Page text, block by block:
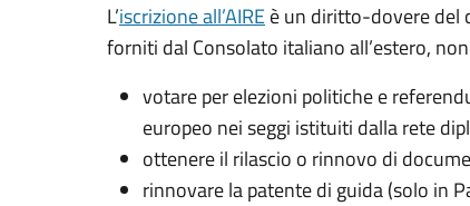
L’iscrizione all’AIREè un diritto-dovere del
forniti dal Consolato italiano all’estero,
votare per elezioni politiche e
europeo nei seggi istituiti dalla rete
ottenere il rilascio o rinnovo di
rinnovare la patente di guida (solo in